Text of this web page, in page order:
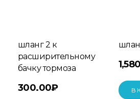
шланг 2 к
расширительному
бачку тормоза
300.00₽ В